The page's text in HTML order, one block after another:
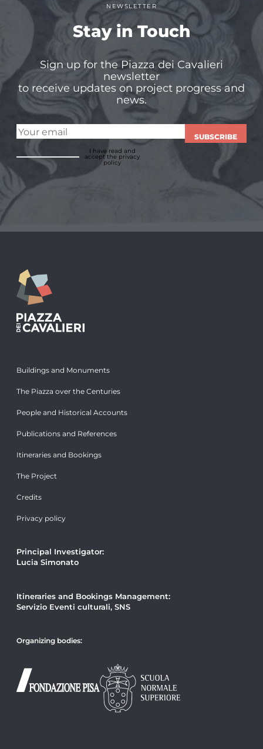
NEWSLETTER
Stay in Touch
Sign up for the Piazza dei Cavalieri
newsletter
to receive updates on project progress and
news.
SUBSCRIBE
I have read and
acceptthe privacy
policy
Buildings and Monuments
The Piazza over the Centuries
People and Historical Accounts
Publications and References
Itineraries and Bookings
The Project
Credits
Privacy policy
Principal Investigator:
Lucia Simonato
Itineraries and Bookings Management:
Servizio Eventi culturali, SNS
Organizing bodies: